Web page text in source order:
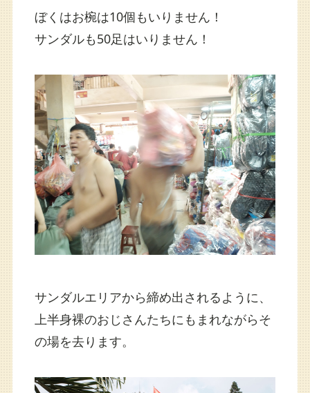
ぼくはお椀は10個もいりません！
サンダルも50足はいりません！
サンダルエリアから締め出されるように、
上半身裸のおじさんたちにもまれながらそ
の場を去ります。